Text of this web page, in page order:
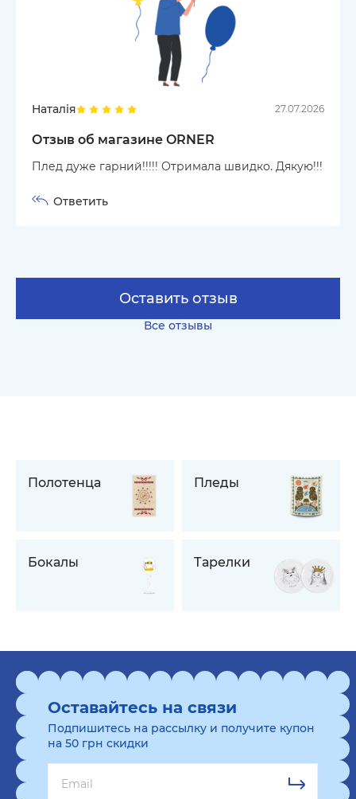
Наталія 27.07.2026
Отзыв об магазине ORNER
Плед дуже гарний!!!!! Отримала швидко. Дякую!!!
Ответить
Все отзывы
Оставить отзыв
Полотенца Пледы
Бокалы Тарелки
Оставайтесь на связи
Подпишитесь на рассылку и получите купон
на 50 грн скидки